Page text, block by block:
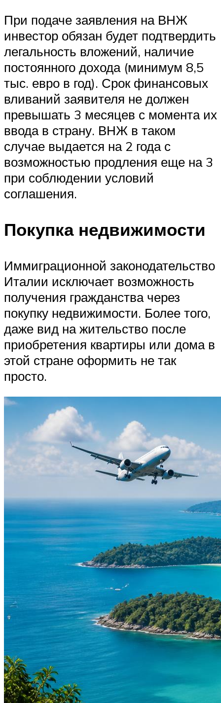
При подаче заявления на ВНЖ
инвестор обязан будет подтвердить
легальность вложений, наличие
постоянного дохода (минимум 8,5
тыс. евро в год). Срок финансовых
вливаний заявителя не должен
превышать 3 месяцев с момента их
ввода в страну. ВНЖ в таком
случае выдается на 2 года с
возможностью продления еще на 3
при соблюдении условий
соглашения.
Покупка недвижимости
Иммиграционной законодательство
Италии исключает возможность
получения гражданства через
покупку недвижимости. Более того,
даже вид на жительство после
приобретения квартиры или дома в
этой стране оформить не так
просто.